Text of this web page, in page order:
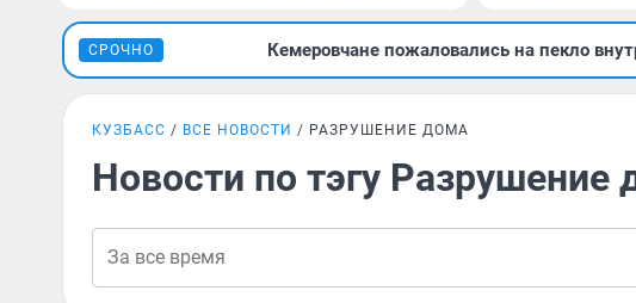
СРОЧНО Кемеровчане пожаловались на пекло
КУЗБАСС ВСЕ НОВОСТИ РАЗРУШЕНИЕ ДОМА
Новости по тэгу Разрушение